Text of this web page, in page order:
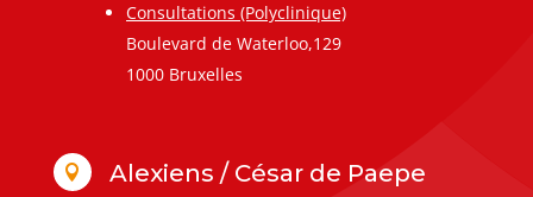
Consultations (Polyclinique)
Boulevard de Waterloo,129
1000 Bruxelles
 Alexiens / César de Paepe